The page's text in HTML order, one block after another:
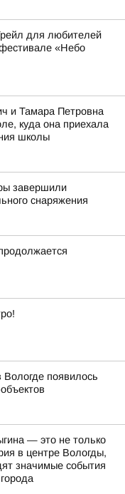
для любителей
«Небо
и Тамара Петровна
куда она приехала
школы
завершили
снаряжения
появилось
— это не только
в центре Вологды,
значимые события